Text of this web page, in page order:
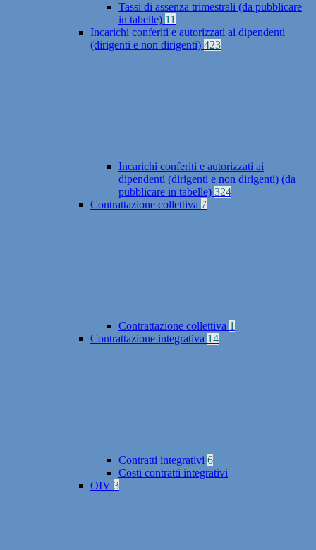
Tassi di assenza trimestrali (da pubblicare
in tabelle) 11
Incarichi conferiti e autorizzati ai dipendenti
(dirigenti e non dirigenti) 423
Incarichi conferiti e autorizzati ai
dipendenti (dirigenti e non dirigenti) (da
pubblicare in tabelle) 324
Contrattazione collettiva 7
Contrattazione collettiva 1
Contrattazione integrativa 14
Contratti integrativi 6
Costi contratti integrativi
OIV 3